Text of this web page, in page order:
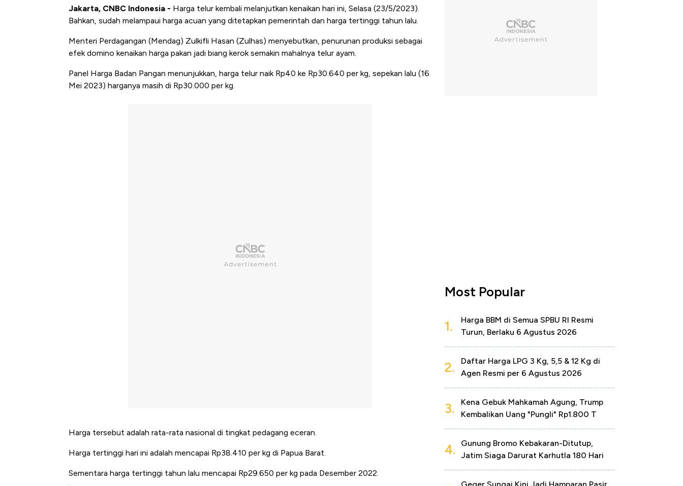
Jakarta, CNBC Indonesia - Harga telur kembali melanjutkan kenaikan hari ini, Selasa (23/5/2023).
Bahkan, sudah melampaui harga acuan yang ditetapkan pemerintah dan harga tertinggi tahun lalu.
Menteri Perdagangan (Mendag) Zulkifli Hasan (Zulhas) menyebutkan, penurunan produksi sebagai
efek domino kenaikan harga pakan jadi biang kerok semakin mahalnya telur ayam.
Panel Harga Badan Pangan menunjukkan, harga telur naik Rp40 ke Rp30.640 per kg, sepekan lalu (16
Mei 2023) harganya masih di Rp30.000 per kg.
Harga tersebut adalah rata-rata nasional di tingkat pedagang eceran.
Harga tertinggi hari ini adalah mencapai Rp38.410 per kg di Papua Barat.
Sementara harga tertinggi tahun lalu mencapai Rp29.650 per kg pada Desember 2022.
Most Popular
1.
Harga BBM di Semua SPBU RI Resmi
Turun, Berlaku 6 Agustus 2026
2.
Daftar Harga LPG 3 Kg, 5,5 & 12 Kg di
Agen Resmi per 6 Agustus 2026
3.
Kena Gebuk Mahkamah Agung, Trump
Kembalikan Uang "Pungli" Rp1.800 T
4.
Gunung Bromo Kebakaran-Ditutup,
Jatim Siaga Darurat Karhutla 180 Hari